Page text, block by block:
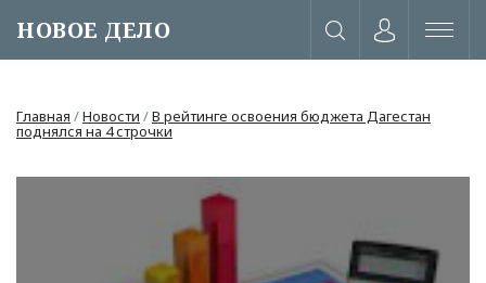
НОВОЕ ДЕЛО
Главная /Новости /В рейтинге освоения бюджета Дагестан
поднялся на 4 строчки